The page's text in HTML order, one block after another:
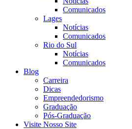
Comunicados
Lages
Notícias
Comunicados
Rio do Sul
Notícias
Comunicados
Blog
Carreira
Dicas
Empreendedorismo
Graduação
Pós-Graduação
Visite Nosso Site